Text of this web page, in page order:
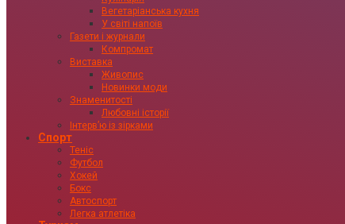
Вегетаріанська кухня
У світі напоїв
Газети і журнали
Компромат
Виставка
Живопис
Новинки моди
Знаменитості
Любовні історії
Інтервʼю із зірками
Спорт
Теніс
Футбол
Хокей
Бокс
Автоспорт
Легка атлетіка